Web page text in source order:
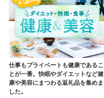
仕事もプライベートも健康であるこ
とが一番。快眠やダイエットなど健
康や美容にまつわる返礼品を集めま
した。